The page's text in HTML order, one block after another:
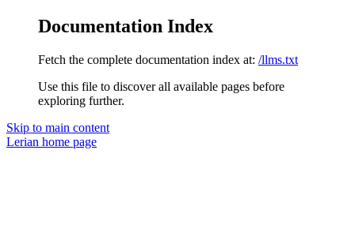
Documentation Index
Fetch the complete documentation index at: /llms.txt
Use this file to discover all available pages before
exploring further.
Skip to main content
Lerian home page